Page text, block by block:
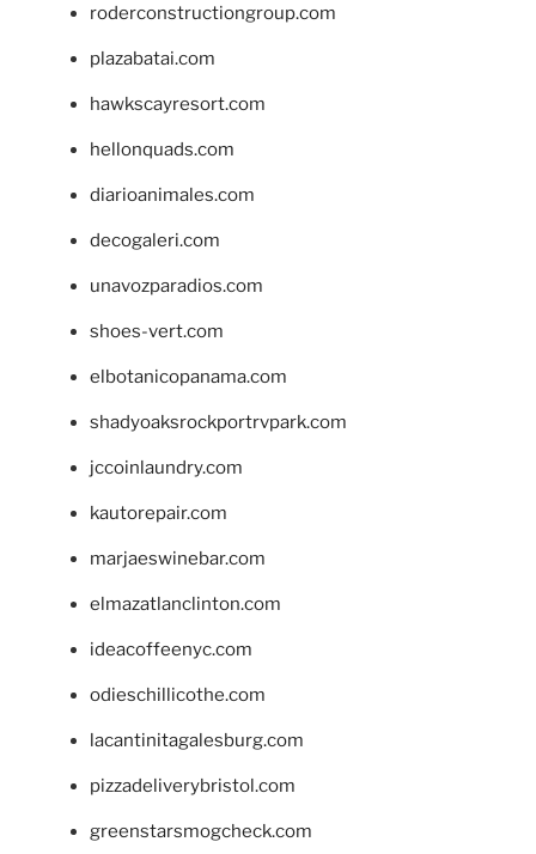
roderconstructiongroup.com
plazabatai.com
hawkscayresort.com
hellonquads.com
diarioanimales.com
decogaleri.com
unavozparadios.com
shoes-vert.com
elbotanicopanama.com
shadyoaksrockportrvpark.com
jccoinlaundry.com
kautorepair.com
marjaeswinebar.com
elmazatlanclinton.com
ideacoffeenyc.com
odieschillicothe.com
lacantinitagalesburg.com
pizzadeliverybristol.com
greenstarsmogcheck.com